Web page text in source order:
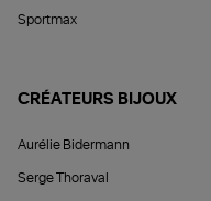
Sportmax
CRÉATEURS BIJOUX
Aurélie Bidermann
Serge Thoraval